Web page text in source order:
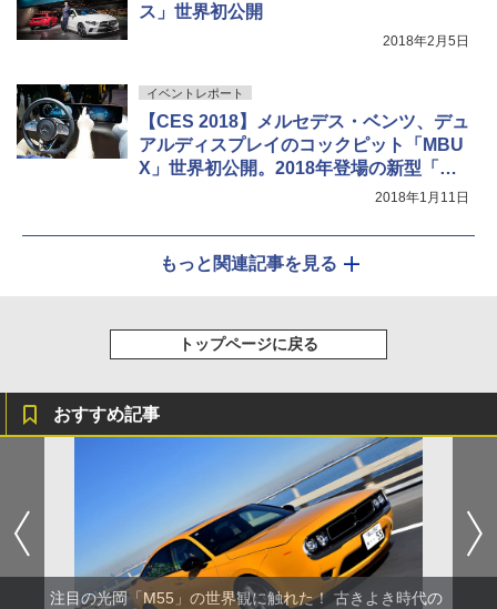
ス」世界初公開
2018年2月5日
イベントレポート
【CES 2018】メルセデス・ベンツ、デュ
アルディスプレイのコックピット「MBU
X」世界初公開。2018年登場の新型「A
2018年1月11日
もっと関連記事を見る
トップページに戻る
おすすめ記事
注目の光岡「M55」の世界観に触れた！ 古きよき時代の